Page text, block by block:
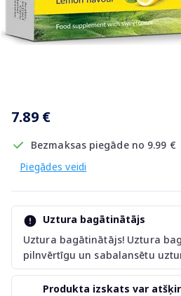
7.89 €
Bezmaksas piegāde no 9.99 €
Piegādes veidi
Uztura bagātinātājs
Uztura bagātinātājs! Uztura
pilnvērtīgu un sabalansētu
Produkta izskats var